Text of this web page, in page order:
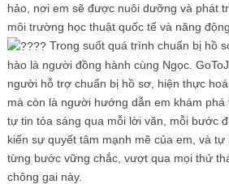
hảo, nơi em sẽ được nuôi dưỡng và phát
môi trường học thuật quốc tế và năng động.
Trong suốt quá trình chuẩn bị hồ
hào là người đồng hành cùng Ngọc.
người hỗ trợ chuẩn bị hồ sơ, hiện thực
mà còn là người hướng dẫn em khám phá
tự tin tỏa sáng qua mỗi lời văn, mỗi bước
kiến sự quyết tâm mạnh mẽ của em, và
từng bước vững chắc, vượt qua mọi thử
chông gai này.